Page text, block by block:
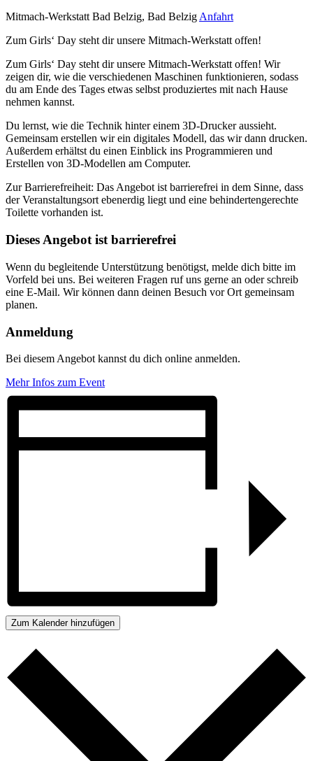
Mitmach-Werkstatt Bad Belzig, Bad BelzigAnfahrt
Zum Girls‘ Day steht dir unsere Mitmach-Werkstatt offen!
Zum Girls‘ Day steht dir unsere Mitmach-Werkstatt offen! Wir
zeigen dir, wie die verschiedenen Maschinen funktionieren, sodass
du am Ende des Tages etwas selbst produziertes mit nach Hause
nehmen kannst.
Du lernst, wie die Technik hinter einem 3D-Drucker aussieht.
Gemeinsam erstellen wir ein digitales Modell, das wir dann drucken.
Außerdem erhältst du einen Einblick ins Programmieren und
Erstellen von 3D-Modellen am Computer.
Zur Barrierefreiheit: Das Angebot ist barrierefrei in dem Sinne, dass
der Veranstaltungsort ebenerdig liegt und eine behindertengerechte
Toilette vorhanden ist.
Dieses Angebot ist barrierefrei
Wenn du begleitende Unterstützung benötigst, melde dich bitte im
Vorfeld bei uns. Bei weiteren Fragen ruf uns gerne an oder schreib
eine E-Mail. Wir können dann deinen Besuch vor Ort gemeinsam
planen.
Anmeldung
Bei diesem Angebot kannst du dich online anmelden.
Mehr Infos zum Event
Zum Kalender hinzufügen